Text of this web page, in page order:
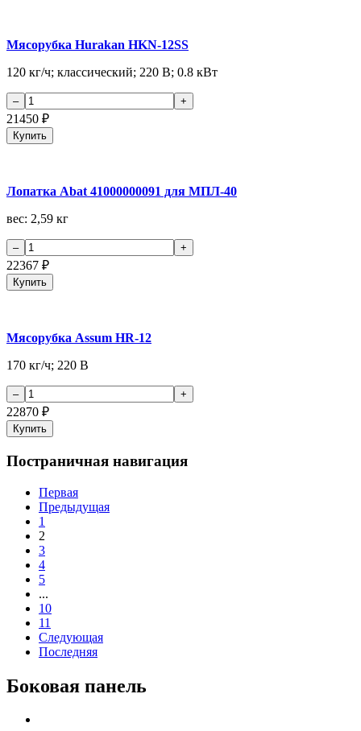
Мясорубка Hurakan HKN-12SS
120 кг/ч; классический; 220 В; 0.8 кВт
21450 ₽
Купить
Лопатка Abat 41000000091 для МПЛ-40
вес: 2,59 кг
22367 ₽
Купить
Мясорубка Assum HR-12
170 кг/ч; 220 В
22870 ₽
Купить
Постраничная навигация
Первая
Предыдущая
1
2
3
4
5
...
10
11
Следующая
Последняя
Боковая панель